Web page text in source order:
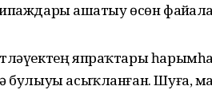
ашатыу өсөн
япраҡтары
булыуы асыҡланған. Шуға,